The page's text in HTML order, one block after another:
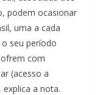
podem ocasionar
uma a cada
seu período
com
(acesso a
a nota.